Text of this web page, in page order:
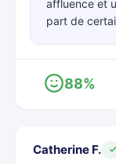
affluence et
part de
88%
Catherine F.